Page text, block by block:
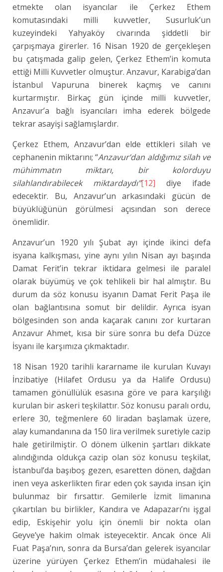
etmekte olan isyancılar ile Çerkez Ethem
komutasındaki milli kuvvetler, Susurluk’un
kuzeyindeki Yahyaköy civarında şiddetli bir
çarpışmaya girerler. 16 Nisan 1920 de gerçekleşen
bu çatışmada galip gelen, Çerkez Ethem’in komuta
ettiği Milli Kuvvetler olmuştur. Anzavur, Karabiga’dan
İstanbul Vapuruna binerek kaçmış ve canını
kurtarmıştır. Birkaç gün içinde milli kuvvetler,
Anzavur’a bağlı isyancıları imha ederek bölgede
tekrar asayişi sağlamışlardır.
Çerkez Ethem, Anzavur’dan elde ettikleri silah ve
cephanenin miktarını; “Anzavur’dan aldığımız silah ve
mühimmatın miktarı, bir kolorduyu
silahlandırabilecek miktardaydı”[12] diye ifade
edecektir. Bu, Anzavur’un arkasındaki gücün de
büyüklüğünün görülmesi açısından son derece
önemlidir.
Anzavur’un 1920 yılı Şubat ayı içinde ikinci defa
isyana kalkışması, yine aynı yılın Nisan ayı başında
Damat Ferit’in tekrar iktidara gelmesi ile paralel
olarak büyümüş ve çok tehlikeli bir hal almıştır. Bu
durum da söz konusu isyanın Damat Ferit Paşa ile
olan bağlantısına somut bir delildir. Ayrıca isyan
bölgesinden son anda kaçarak canını zor kurtaran
Anzavur Ahmet, kısa bir süre sonra bu defa Düzce
İsyanı ile karşımıza çıkmaktadır.
18 Nisan 1920 tarihli kararname ile kurulan Kuvayı
İnzibatiye (Hilafet Ordusu ya da Halife Ordusu)
tamamen gönüllülük esasına göre ve para karşılığı
kurulan bir askeri teşkilattır. Söz konusu paralı ordu,
erlere 30, teğmenlere 60 liradan başlamak üzere,
alay kumandanına da 150 lira verilmek suretiyle cazip
hale getirilmiştir. O dönem ülkenin şartları dikkate
alındığında oldukça cazip olan söz konusu teşkilat,
İstanbul’da başıboş gezen, esaretten dönen, dağdan
inen veya askerlikten firar eden çok sayıda insan için
bulunmaz bir fırsattır. Gemilerle İzmit limanına
çıkartılan bu birlikler, Kandıra ve Adapazarı’nı işgal
edip, Eskişehir yolu için önemli bir nokta olan
Geyve’ye hakim olmak isteyecektir. Ancak önce Ali
Fuat Paşa’nın, sonra da Bursa’dan gelerek isyancılar
üzerine yürüyen Çerkez Ethem’in müdahalesi ile